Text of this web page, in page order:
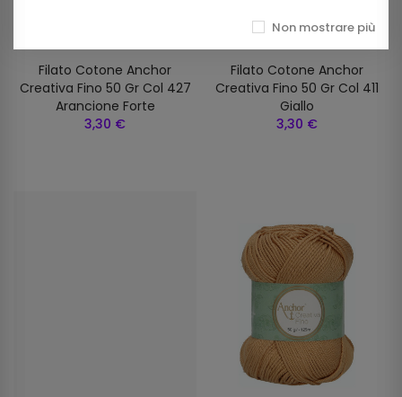
Filato Cotone Anchor
Creativa Fino 50 Gr Col 427
Arancione Forte
3,30 €
Filato Cotone Anchor
Creativa Fino 50 Gr Col 411
Giallo
3,30 €
Non mostrare più